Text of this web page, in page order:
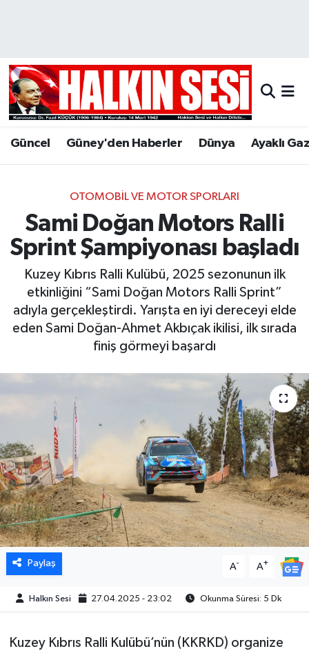
Güncel Güney'den Haberler Dünya Ayaklı
OTOMOBIL VE MOTOR SPORLARI
Sami Doğan Motors Ralli
Sprint Şampiyonası başladı
Kuzey Kıbrıs Ralli Kulübü, 2025 sezonunun ilk
etkinliğini “Sami Doğan Motors Ralli Sprint”
adıyla gerçekleştirdi. Yarışta en iyi dereceyi elde
eden Sami Doğan-Ahmet Akbıçak ikilisi, ilk sırada
finiş görmeyi başardı
Paylaş A- A+
Halkın Sesi 27.04.2025 - 23:02 Okunma Süresi: 5 Dk
Kuzey Kıbrıs Ralli Kulübü’nün (KKRKD) organize
Hava Durumu
Trafik Durumu
Tüm Manşetler
Son Dakika Haberleri